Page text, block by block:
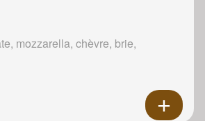
mozzarella, chèvre, brie,